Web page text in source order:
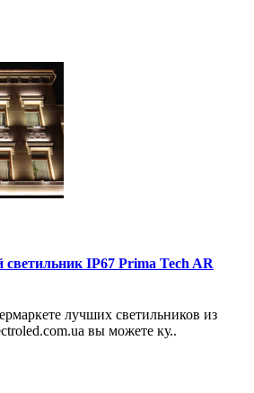
IP67 Prima Tech AR
лучших светильников из
вы можете ку..